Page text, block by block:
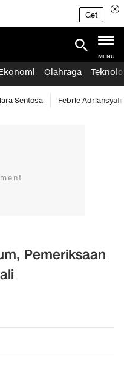
Get
MENU
Olahraga
Sentosa Febrie Adriansyah
Pemeriksaan